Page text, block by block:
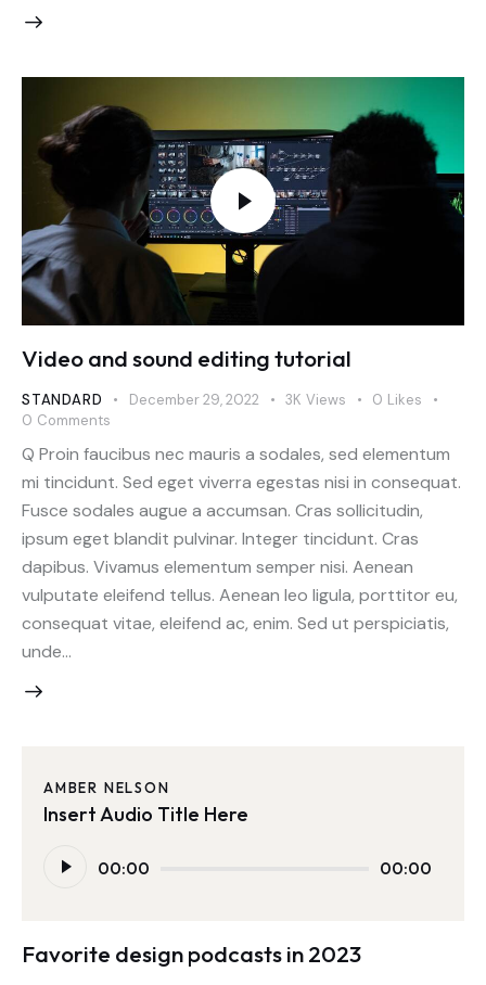
Video and sound editing tutorial
STANDARD December 29, 2022 3K Views 0 Likes
0 Comments
Q Proin faucibus nec mauris a sodales, sed elementum
mi tincidunt. Sed eget viverra egestas nisi in consequat.
Fusce sodales augue a accumsan. Cras sollicitudin,
ipsum eget blandit pulvinar. Integer tincidunt. Cras
dapibus. Vivamus elementum semper nisi. Aenean
vulputate eleifend tellus. Aenean leo ligula, porttitor eu,
consequat vitae, eleifend ac, enim. Sed ut perspiciatis,
unde…
AMBER NELSON
Insert Audio Title Here
Player
00:00 00:00
Favorite design podcasts in 2023